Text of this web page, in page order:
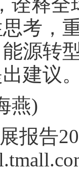
考，
源转
建议
燕)
展报告